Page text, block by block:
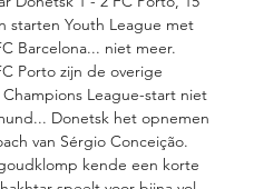
starten Youth League met
Barcelona... niet meer.
Porto zijn de overige
League-start niet
Donetsk het opnemen
van Sérgio Conceição.
kende een korte